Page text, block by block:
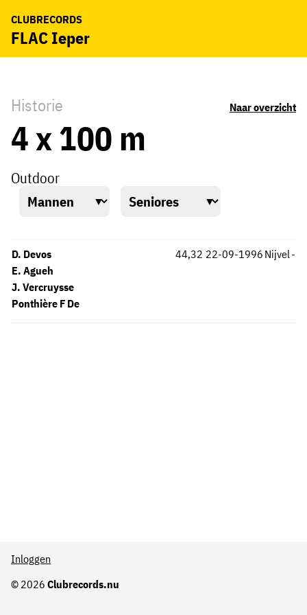
CLUBRECORDS
FLAC Ieper
Historie Naar overzicht
4 x 100 m
Outdoor
D. Devos
E. Agueh
J. Vercruysse
Ponthière F De
Nijvel
44,32 -
22-09-1996
© 2026 Clubrecords.nu
Inloggen